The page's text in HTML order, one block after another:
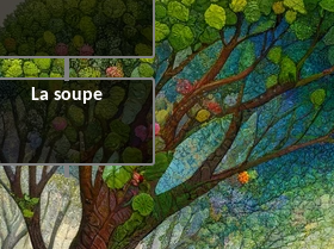
La soupe